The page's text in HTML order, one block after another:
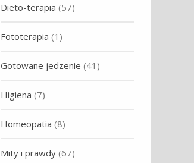
Dieto-terapia (57)
Fototerapia (1)
Gotowane jedzenie (41)
Higiena (7)
Homeopatia (8)
Mity i prawdy (67)